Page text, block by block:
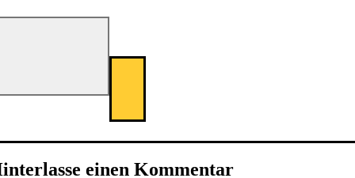
einen Kommentar